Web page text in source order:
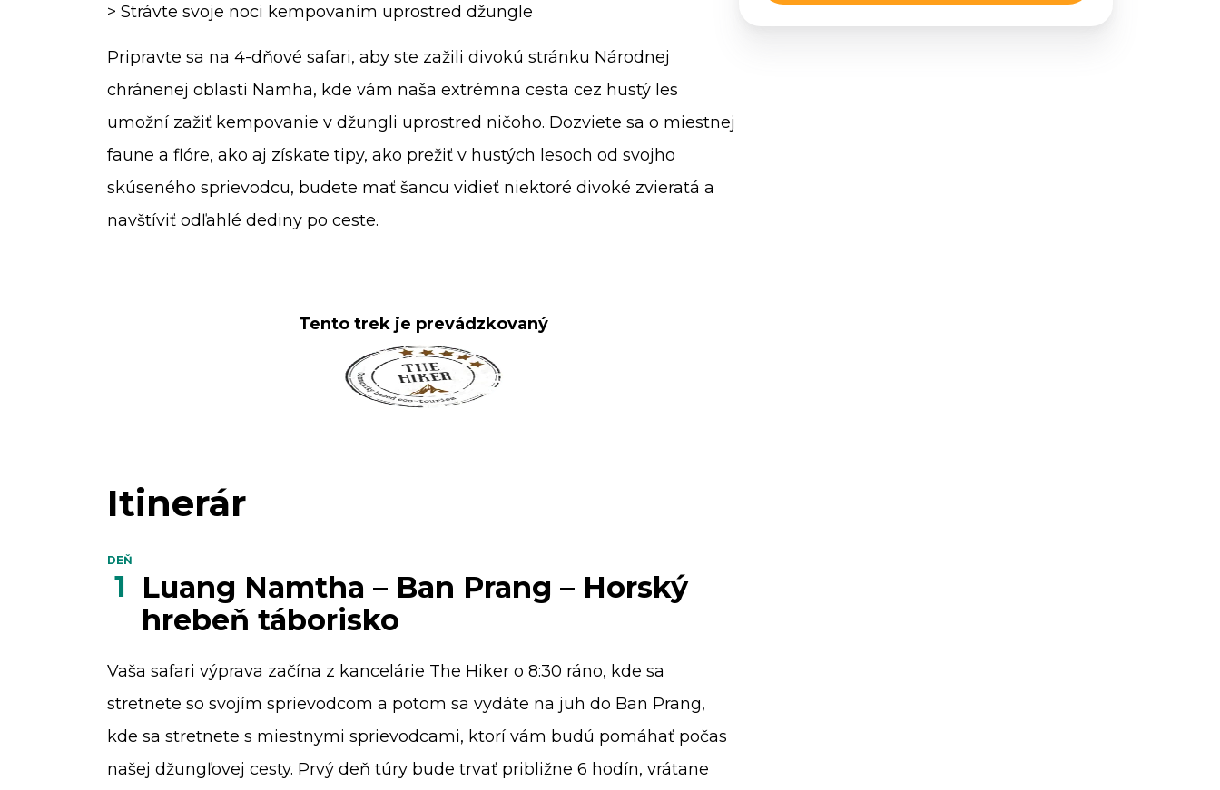
> Strávte svoje noci kempovaním uprostred džungle
Pripravte sa na 4-dňové safari, aby ste zažili divokú stránku Národnej
chránenej oblasti Namha, kde vám naša extrémna cesta cez hustý les
umožní zažiť kempovanie v džungli uprostred ničoho. Dozviete sa o miestnej
faune a flóre, ako aj získate tipy, ako prežiť v hustých lesoch od svojho
skúseného sprievodcu, budete mať šancu vidieť niektoré divoké zvieratá a
navštíviť odľahlé dediny po ceste.
Tento trek je prevádzkovaný
Itinerár
DEŇ
1 Luang Namtha – Ban Prang – Horský
hrebeň táborisko
Vaša safari výprava začína z kancelárie The Hiker o 8:30 ráno, kde sa
stretnete so svojím sprievodcom a potom sa vydáte na juh do Ban Prang,
kde sa stretnete s miestnymi sprievodcami, ktorí vám budú pomáhať počas
našej džungľovej cesty. Prvý deň túry bude trvať približne 6 hodín, vrátane